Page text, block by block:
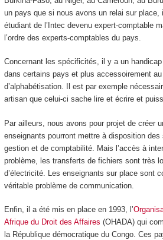
un pays que si nous avons un relai sur place,
étudiant de l’Intec devenu expert-comptable
l’ordre des experts-comptables du pays.
Concernant les spécificités, il y a un
dans certains pays et plus accessoirement
d’alphabétisation. Il est par exemple
artisan que celui-ci sache lire et écrire et
Par ailleurs, nous avons pour projet de créer
enseignants pourront mettre à disposition
gestion et de comptabilité. Mais l’accès à
problème, les transferts de fichiers sont très
d’électricité. Les enseignants sur place sont
véritable problème de communication.
Enfin, il a été mis en place en 1993, l’
Afrique du Droit des Affaires (OHADA) qui
la République démocratique du Congo. Ces